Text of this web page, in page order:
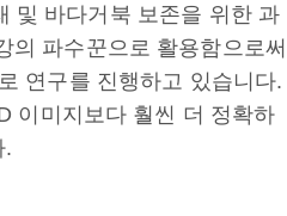
및 바다거북 보존을 위한 과
의 파수꾼으로 활용함으로써
연구를 진행하고 있습니다.
이미지보다 훨씬 더 정확하
.